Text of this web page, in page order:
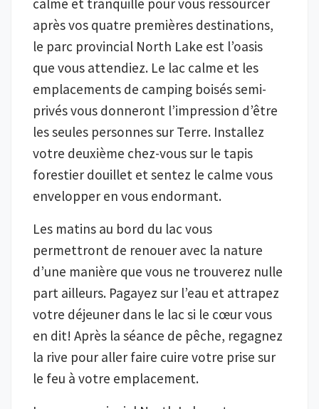
calme et tranquille pour vous ressourcer
après vos quatre premières destinations,
le parc provincial North Lake est l’oasis
que vous attendiez. Le lac calme et les
emplacements de camping boisés semi-
privés vous donneront l’impression d’être
les seules personnes sur Terre. Installez
votre deuxième chez-vous sur le tapis
forestier douillet et sentez le calme vous
envelopper en vous endormant.
Les matins au bord du lac vous
permettront de renouer avec la nature
d’une manière que vous ne trouverez nulle
part ailleurs. Pagayez sur l’eau et attrapez
votre déjeuner dans le lac si le cœur vous
en dit! Après la séance de pêche, regagnez
la rive pour aller faire cuire votre prise sur
le feu à votre emplacement.